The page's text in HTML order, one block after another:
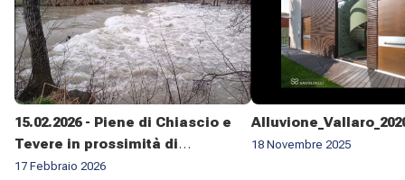
15.02.2026 - Piene di Chiascio e
Tevere in prossimità di
Pontenuovo di Torgiano
17 Febbraio 2026
18 Novembre 2025